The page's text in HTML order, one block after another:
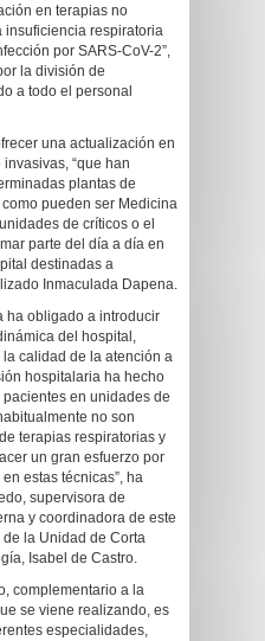
en terapias no
insuficiencia respiratoria
por SARS-CoV-2”,
la división de
a todo el personal
una actualización en
“que han
plantas de
pueden ser Medicina
de críticos o el
parte del día a día en
destinadas a
Inmaculada Dapena.
ha obligado a introducir
del hospital,
calidad de la atención a
hospitalaria ha hecho
en unidades de
no son
terapias respiratorias y
un gran esfuerzo por
estas técnicas”, ha
supervisora de
y coordinadora de este
la Unidad de Corta
Isabel de Castro.
complementario a la
se viene realizando, es
especialidades,